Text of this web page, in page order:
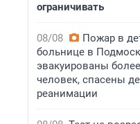
ограничивать
08/08
Пожар в
больнице в
эвакуированы
человек, спасены
реанимации